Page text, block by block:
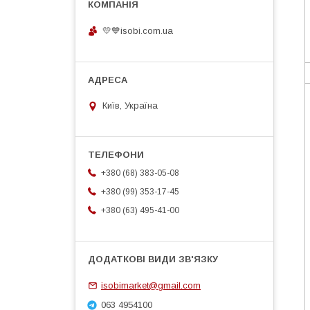
💛💙isobi.com.ua
Київ, Україна
+380 (68) 383-05-08
+380 (99) 353-17-45
+380 (63) 495-41-00
isobimarket@gmail.com
063 4954100